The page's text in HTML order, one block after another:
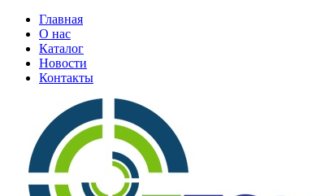
Главная
О нас
Каталог
Новости
Контакты